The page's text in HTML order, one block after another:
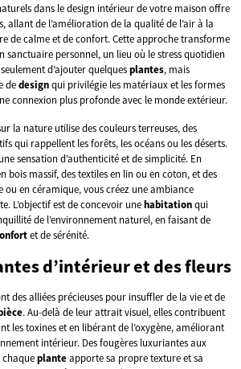
dans le design intérieur de votre maison offre
allant de l’amélioration de la qualité de l’air à la
de calme et de confort. Cette approche transforme
sanctuaire personnel, un lieu où le stress quotidien
d’ajouter quelquesplantes, mais
dedesignqui privilégie les matériaux et les formes
connexion plus profonde avec le monde extérieur.
la nature utilise des couleurs terreuses, des
qui rappellent les forêts, les océans ou les déserts.
sensation d’authenticité et de simplicité. En
bois massif, des textiles en lin ou en coton, et des
ou en céramique, vous créez une ambiance
L’objectif est de concevoir unehabitationqui
de l’environnement naturel, en faisant de
et de sérénité.
d’intérieur et des fleurs
des alliées précieuses pour insuffler de la vie et de
. Au-delà de leur attrait visuel, elles contribuent
les toxines et en libérant de l’oxygène, améliorant
intérieur. Des fougères luxuriantes aux
chaqueplanteapporte sa propre texture et sa